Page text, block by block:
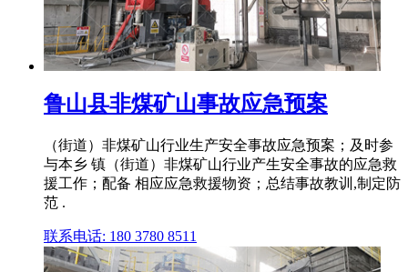
鲁山县非煤矿山事故应急预案
（街道）非煤矿山行业生产安全事故应急预案；及时参
与本乡 镇（街道）非煤矿山行业产生安全事故的应急救
援工作；配备 相应应急救援物资；总结事故教训,制定防
范 .
联系电话: 180 3780 8511